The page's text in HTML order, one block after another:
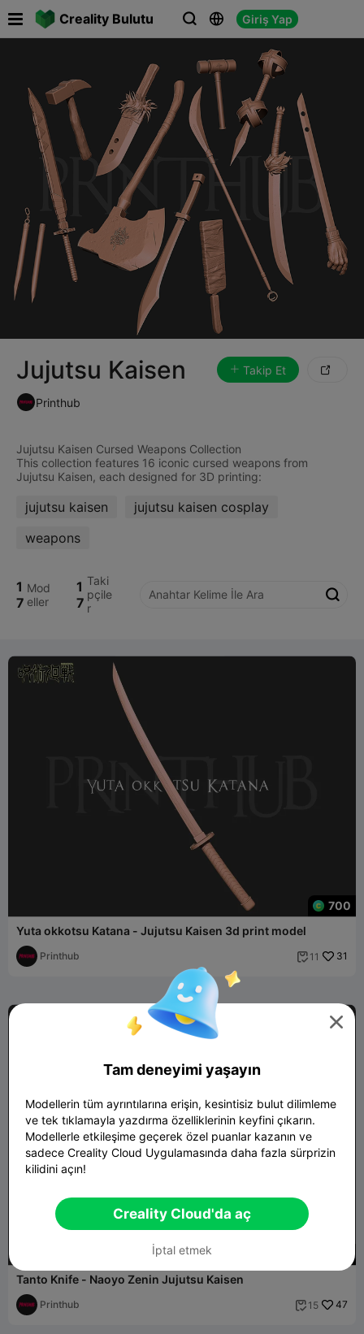
Creality Bulutu   Giriş Yap
Jujutsu Kaisen Takip Et 
Printhub
Jujutsu Kaisen Cursed Weapons Collection
This collection features 16 iconic cursed weapons from
jujutsu kaisen
jujutsu kaisen cosplay
weapons
1
7
Mod
eller
1
7
Taki
pçile
r

700
Yuta okkotsu Katana - Jujutsu Kaisen 3d print model
Printhub  11 31
Tanto Knife - Naoyo Zenin Jujutsu Kaisen
Printhub  15 47

Tam deneyimi yaşayın
Modellerin tüm ayrıntılarına erişin, kesintisiz bulut dilimleme
ve tek tıklamayla yazdırma özelliklerinin keyfini çıkarın.
Modellerle etkileşime geçerek özel puanlar kazanın ve
sadece Creality Cloud Uygulamasında daha fazla sürprizin
kilidini açın!
Creality Cloud'da aç
İptal etmek